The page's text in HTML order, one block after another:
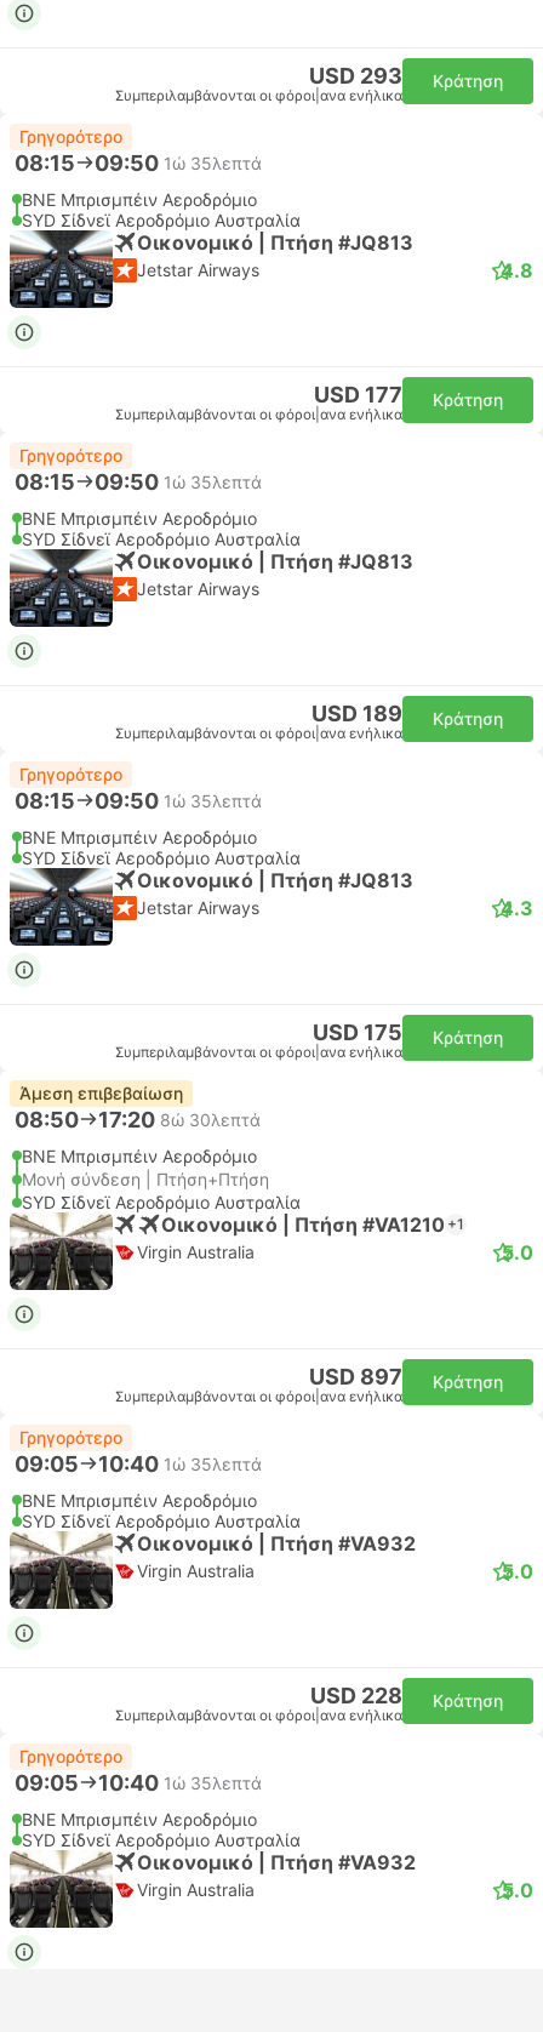
USD 293
Συμπεριλαμβάνονται οι φόροι ανα ενήλικα
Κράτηση
Γρηγορότερο
08:15 09:50 1ώ 35λεπτά
BNE Μπρισμπέιν Αεροδρόμιο
SYD Σίδνεϊ Αεροδρόμιο Αυστραλία
Οικονομικό | Πτήση #JQ813
Jetstar Airways 4.8
USD 177
Συμπεριλαμβάνονται οι φόροι ανα ενήλικα
Κράτηση
Γρηγορότερο
08:15 09:50 1ώ 35λεπτά
BNE Μπρισμπέιν Αεροδρόμιο
SYD Σίδνεϊ Αεροδρόμιο Αυστραλία
Οικονομικό | Πτήση #JQ813
Jetstar Airways
USD 189
Συμπεριλαμβάνονται οι φόροι ανα ενήλικα
Κράτηση
Γρηγορότερο
08:15 09:50 1ώ 35λεπτά
BNE Μπρισμπέιν Αεροδρόμιο
SYD Σίδνεϊ Αεροδρόμιο Αυστραλία
Οικονομικό | Πτήση #JQ813
Jetstar Airways 4.3
USD 175
Συμπεριλαμβάνονται οι φόροι ανα ενήλικα
Κράτηση
Άμεση επιβεβαίωση
08:50 17:20 8ώ 30λεπτά
BNE Μπρισμπέιν Αεροδρόμιο
Μονή σύνδεση | Πτήση+Πτήση
SYD Σίδνεϊ Αεροδρόμιο Αυστραλία
Οικονομικό | Πτήση #VA1210 +1
Virgin Australia 5.0
USD 897
Συμπεριλαμβάνονται οι φόροι ανα ενήλικα
Κράτηση
Γρηγορότερο
09:05 10:40 1ώ 35λεπτά
BNE Μπρισμπέιν Αεροδρόμιο
SYD Σίδνεϊ Αεροδρόμιο Αυστραλία
Οικονομικό | Πτήση #VA932
Virgin Australia 5.0
USD 228
Συμπεριλαμβάνονται οι φόροι ανα ενήλικα
Κράτηση
Γρηγορότερο
09:05 10:40 1ώ 35λεπτά
BNE Μπρισμπέιν Αεροδρόμιο
SYD Σίδνεϊ Αεροδρόμιο Αυστραλία
Οικονομικό | Πτήση #VA932
Virgin Australia 5.0